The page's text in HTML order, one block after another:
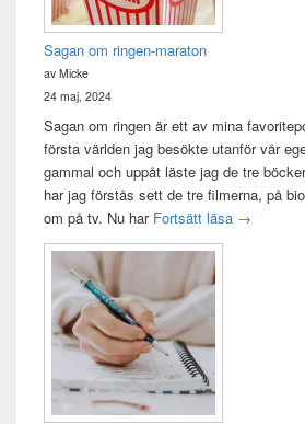
Sagan om ringen-maraton
av Micke
24 maj, 2024
Sagan om ringen är ett av mina
första världen jag besökte utanför vår
gammal och uppåt läste jag de tre
har jag förstås sett de tre filmerna, på
om på tv. Nu har Fortsätt läsa Sagan om
→